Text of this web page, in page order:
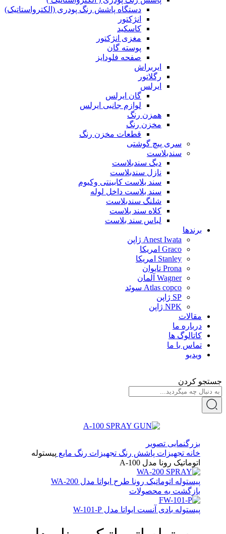
دستگاه پاشش رنگ پودری (الکترواستاتیک)
انژکتور
کاسکید
مغزی انژکتور
پوسته گان
صفحه فلودایز
ایربراش
رگلاتور
ایرلس
گان ایرلس
لوازم جانبی ایرلس
همزن رنگ
مخزن رنگ
قطعات مخزن رنگ
سری پیچ گوشتی
سندبلاست
دیگ سندبلاست
نازل سندبلاست
سند بلاست کابینتی وکیوم
سند بلاست داخل لوله
شلنگ سندبلاست
کلاه سند بلاست
لباس سند بلاست
برندها
Anest Iwata ژاپن
Graco امریکا
Stanley امریکا
Prona تایوان
Wagner آلمان
Atlas copco سوئد
SP ژاپن
NPK ژاپن
مقالات
درباره ما
کاتالوگ ها
تماس با ما
ویدیو
جستجو کردن
بزرگنمایی تصویر
خانهتجهیزات پاشش رنگتجهیزات رنگ مایع پیستوله
اتوماتیک رونا مدل A-100
پیستوله اتوماتیک رونا طرح ایواتا مدل WA-200
بازگشت به محصولات
پیستوله بادی آنست ایواتا مدل W-101-P